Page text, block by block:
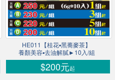
HE011【桂花▪黑蕎麥茶】
養顏美容▪去油解膩►10入/組
$200元起